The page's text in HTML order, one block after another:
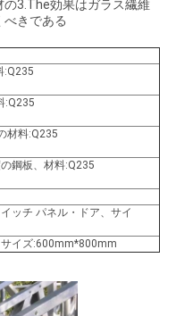
3.The効果はガラス繊維
きである
:Q235
:Q235
材料:Q235
鋼板、材料:Q235
ッチ パネル・ドア、サイ
イズ:600mm*800mm